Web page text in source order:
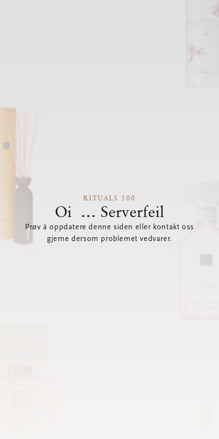
RITUALS 500
Oi … Serverfeil
Prøv å oppdatere denne siden eller kontakt oss
gjerne dersom problemet vedvarer.